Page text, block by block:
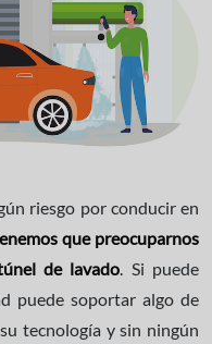
riesgo por conducir en
que preocuparnos
de lavado. Si puede
puede soportar algo de
tecnología y sin ningún